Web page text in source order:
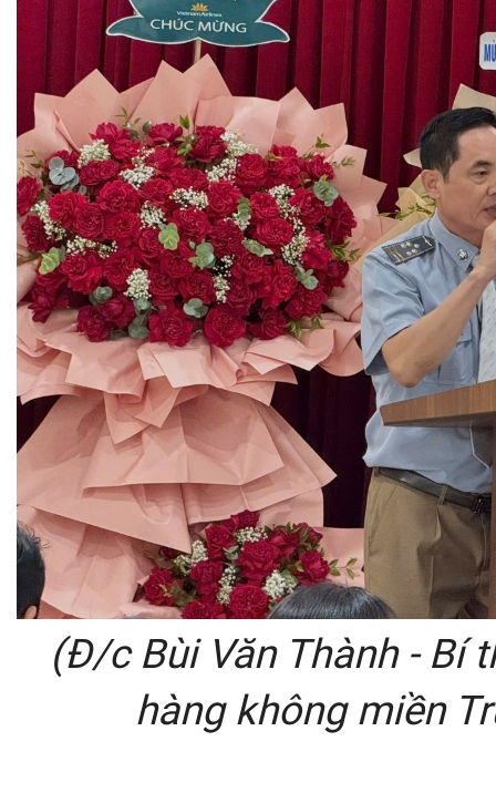
(Đ/c Bùi Văn Thành - Bí
hàng không miền